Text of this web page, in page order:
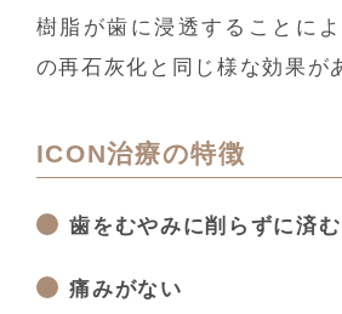
樹脂が歯に浸透することに
の再石灰化と同じ様な効果が
ICON治療の特徴
歯をむやみに削らずに済む
痛みがない